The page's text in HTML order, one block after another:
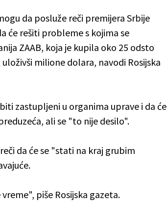
da posluže reči premijera Srbije
će rešiti probleme s kojima se
ZAAB, koja je kupila oko 25 odsto
milione dolara, navodi Rosijska
zastupljeni u organima uprave i da će
ali se "to nije desilo".
da će se "stati na kraj grubim
piše Rosijska gazeta.